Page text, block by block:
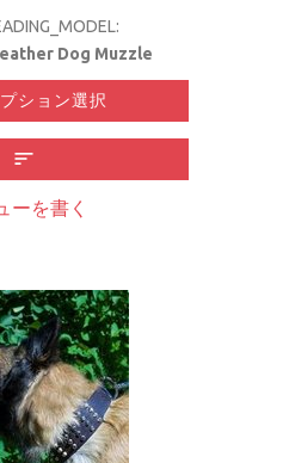
Dog Muzzle
ション選択
ーを書く